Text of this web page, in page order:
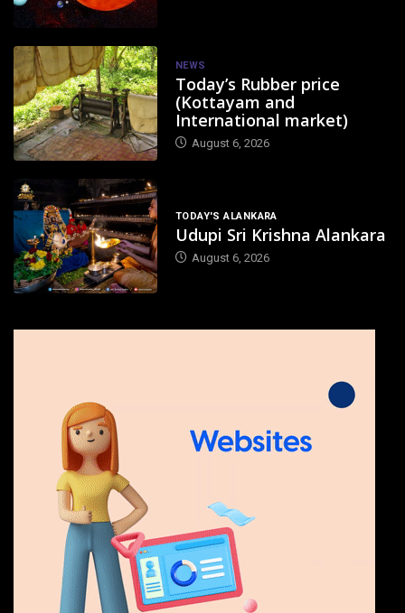
NEWS
Today’s Rubber price
(Kottayam and
International market)
August 6, 2026
TODAY'S ALANKARA
Udupi Sri Krishna Alankara
August 6, 2026